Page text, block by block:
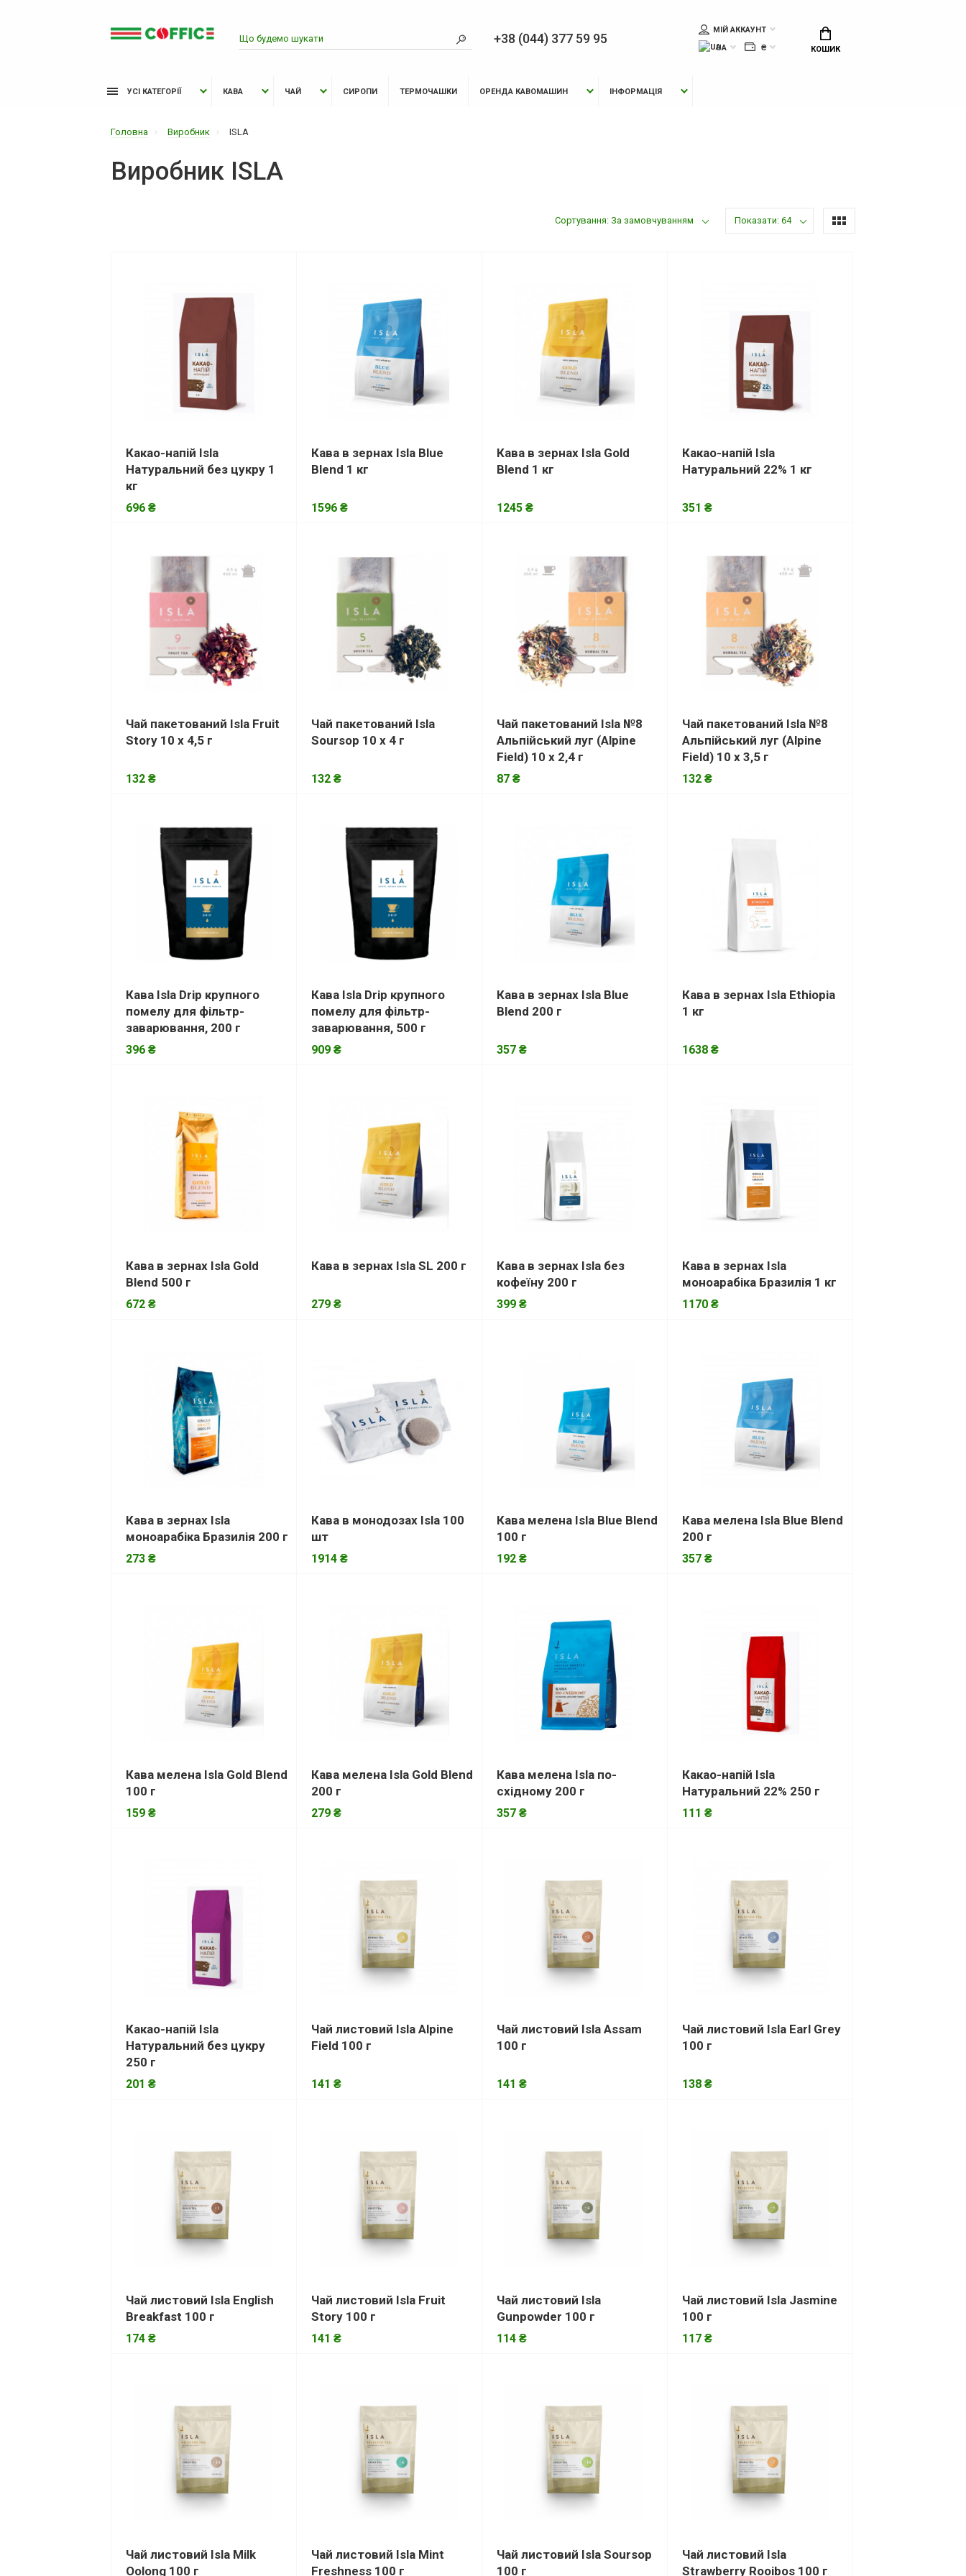
+38 (044) 377 59 95
МІЙ АККАУНТ
UA
₴ КОШИК
УСІ КАТЕГОРІЇ КАВА ЧАЙ СИРОПИ ТЕРМОЧАШКИ ОРЕНДА КАВОМАШИН ІНФОРМАЦІЯ
Головна Виробник ISLA
Виробник ISLA
Сортування: За замовчуванням Показати: 64
Какао-напій Isla
Натуральний без цукру 1
кг
696 ₴
Кава в зернах Isla Blue
Blend 1 кг
1596 ₴
Кава в зернах Isla Gold
Blend 1 кг
1245 ₴
Какао-напій Isla
Натуральний 22% 1 кг
351 ₴
Чай пакетований Isla Fruit
Story 10 х 4,5 г
132 ₴
Чай пакетований Isla
Soursop 10 х 4 г
132 ₴
Чай пакетований Isla №8
Альпійський луг (Alpine
Field) 10 х 2,4 г
87 ₴
Чай пакетований Isla №8
Альпійський луг (Alpine
Field) 10 х 3,5 г
132 ₴
Кава Isla Drip крупного
помелу для фільтр-
заварювання, 200 г
396 ₴
Кава Isla Drip крупного
помелу для фільтр-
заварювання, 500 г
909 ₴
Кава в зернах Isla Blue
Blend 200 г
357 ₴
Кава в зернах Isla Ethiopia
1 кг
1638 ₴
Кава в зернах Isla Gold
Blend 500 г
672 ₴
Кава в зернах Isla SL 200 г
279 ₴
Кава в зернах Isla без
кофеїну 200 г
399 ₴
Кава в зернах Isla
моноарабіка Бразилія 1 кг
1170 ₴
Кава в зернах Isla
моноарабіка Бразилія 200 г
273 ₴
Кава в монодозах Isla 100
шт
1914 ₴
Кава мелена Isla Blue Blend
100 г
192 ₴
Кава мелена Isla Blue Blend
200 г
357 ₴
Кава мелена Isla Gold Blend
100 г
159 ₴
Кава мелена Isla Gold Blend
200 г
279 ₴
Кава мелена Isla по-
східному 200 г
357 ₴
Какао-напій Isla
Натуральний 22% 250 г
111 ₴
Какао-напій Isla
Натуральний без цукру
250 г
201 ₴
Чай листовий Isla Alpine
Field 100 г
141 ₴
Чай листовий Isla Assam
100 г
141 ₴
Чай листовий Isla Earl Grey
100 г
138 ₴
Чай листовий Isla English
Breakfast 100 г
174 ₴
Чай листовий Isla Fruit
Story 100 г
141 ₴
Чай листовий Isla
Gunpowder 100 г
114 ₴
Чай листовий Isla Jasmine
100 г
117 ₴
Чай листовий Isla Milk
Oolong 100 г
Чай листовий Isla Mint
Freshness 100 г
Чай листовий Isla Soursop
100 г
Чай листовий Isla
Strawberry Rooibos 100 г